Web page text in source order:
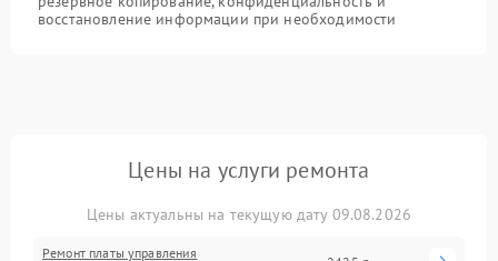
восстановление информации при необходимости
Цены на услуги ремонта
Цены актуальны на текущую дату 09.08.2026
Ремонт платы управления